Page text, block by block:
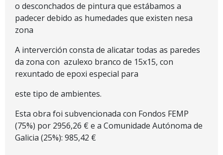
o desconchados de pintura que estábamos a
padecer debido as humedades que existen nesa
zona
A interverción consta de alicatar todas as paredes
da zona con azulexo branco de 15x15, con
rexuntado de epoxi especial para
este tipo de ambientes.
Esta obra foi subvencionada con Fondos FEMP
(75%) por 2956,26 € e a Comunidade Autónoma de
Galicia (25%): 985,42 €